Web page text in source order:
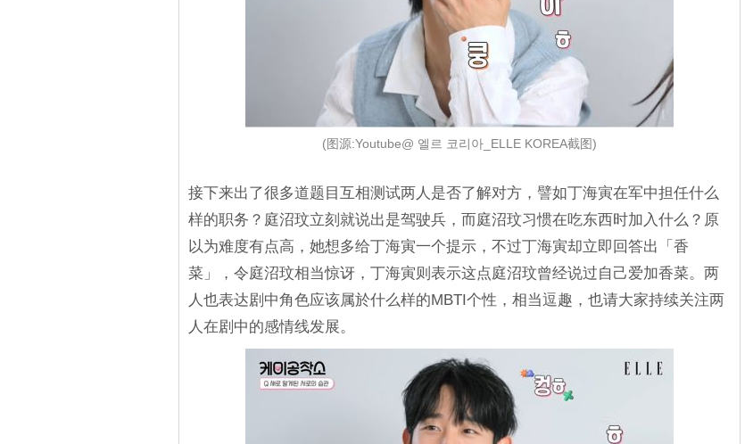
(图源:Youtube@ 엘르 코리아_ELLE KOREA截图)
接下来出了很多道题目互相测试两人是否了解对方，譬如丁海寅在军中担任什么
样的职务？庭沼玟立刻就说出是驾驶兵，而庭沼玟习惯在吃东西时加入什么？原
以为难度有点高，她想多给丁海寅一个提示，不过丁海寅却立即回答出「香
菜」，令庭沼玟相当惊讶，丁海寅则表示这点庭沼玟曾经说过自己爱加香菜。两
人也表达剧中角色应该属於什么样的MBTI个性，相当逗趣，也请大家持续关注两
人在剧中的感情线发展。